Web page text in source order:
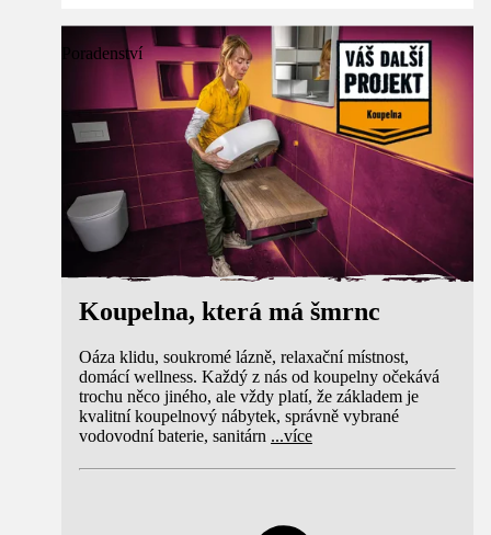
Poradenství
Koupelna, která má šmrnc
Oáza klidu, soukromé lázně, relaxační místnost,
domácí wellness. Každý z nás od koupelny očekává
trochu něco jiného, ale vždy platí, že základem je
kvalitní koupelnový nábytek, správně vybrané
vodovodní baterie, sanitárn ...více